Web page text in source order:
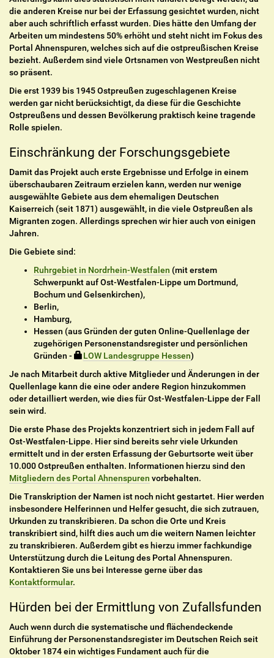
die anderen Kreise nur bei der Erfassung gesichtet wurden, nicht
aber auch schriftlich erfasst wurden. Dies hätte den Umfang der
Arbeiten um mindestens 50% erhöht und steht nicht im Fokus des
Portal Ahnenspuren, welches sich auf die ostpreußischen Kreise
bezieht. Außerdem sind viele Ortsnamen von Westpreußen nicht
so präsent.
Die erst 1939 bis 1945 Ostpreußen zugeschlagenen Kreise
werden gar nicht berücksichtigt, da diese für die Geschichte
Ostpreußens und dessen Bevölkerung praktisch keine tragende
Rolle spielen.
Einschränkung der Forschungsgebiete
Damit das Projekt auch erste Ergebnisse und Erfolge in einem
überschaubaren Zeitraum erzielen kann, werden nur wenige
ausgewählte Gebiete aus dem ehemaligen Deutschen
Kaiserreich (seit 1871) ausgewählt, in die viele Ostpreußen als
Migranten zogen. Allerdings sprechen wir hier auch von einigen
Jahren.
Die Gebiete sind:
Ruhrgebiet in Nordrhein-Westfalen (mit erstem
Schwerpunkt auf Ost-Westfalen-Lippe um Dortmund,
Bochum und Gelsenkirchen),
Berlin,
Hamburg,
Hessen (aus Gründen der guten Online-Quellenlage der
zugehörigen Personenstandsregister und persönlichen
Gründen -
LOW Landesgruppe Hessen)
Je nach Mitarbeit durch aktive Mitglieder und Änderungen in der
Quellenlage kann die eine oder andere Region hinzukommen
oder detailliert werden, wie dies für Ost-Westfalen-Lippe der Fall
sein wird.
Die erste Phase des Projekts konzentriert sich in jedem Fall auf
Ost-Westfalen-Lippe. Hier sind bereits sehr viele Urkunden
ermittelt und in der ersten Erfassung der Geburtsorte weit über
10.000 Ostpreußen enthalten. Informationen hierzu sind den
Mitgliedern des Portal Ahnenspuren vorbehalten.
Die Transkription der Namen ist noch nicht gestartet. Hier werden
insbesondere Helferinnen und Helfer gesucht, die sich zutrauen,
Urkunden zu transkribieren. Da schon die Orte und Kreis
transkribiert sind, hilft dies auch um die weitern Namen leichter
zu transkribieren. Außerdem gibt es hierzu immer fachkundige
Unterstützung durch die Leitung des Portal Ahnenspuren.
Kontaktieren Sie uns bei Interesse gerne über das
Kontaktformular.
Hürden bei der Ermittlung von Zufallsfunden
Auch wenn durch die systematische und flächendeckende
Einführung der Personenstandsregister im Deutschen Reich seit
Oktober 1874 ein wichtiges Fundament auch für die